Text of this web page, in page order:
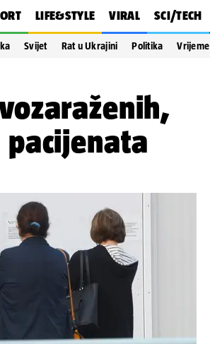
LIFE&STYLE VIRAL SCI/TECH
Svijet Rat u Ukrajini Politika Vrijeme